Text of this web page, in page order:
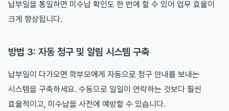
납부일을 통일하면 미수납 확인도 한 번에 할 수 있어 업무 효율이
크게 향상됩니다.
방법 3: 자동 청구 및 알림 시스템 구축
납부일이 다가오면 학부모에게 자동으로 청구 안내를 보내는
시스템을 구축하세요. 수동으로 일일이 연락하는 것보다 훨씬
효율적이고, 미수납을 사전에 예방할 수 있습니다.